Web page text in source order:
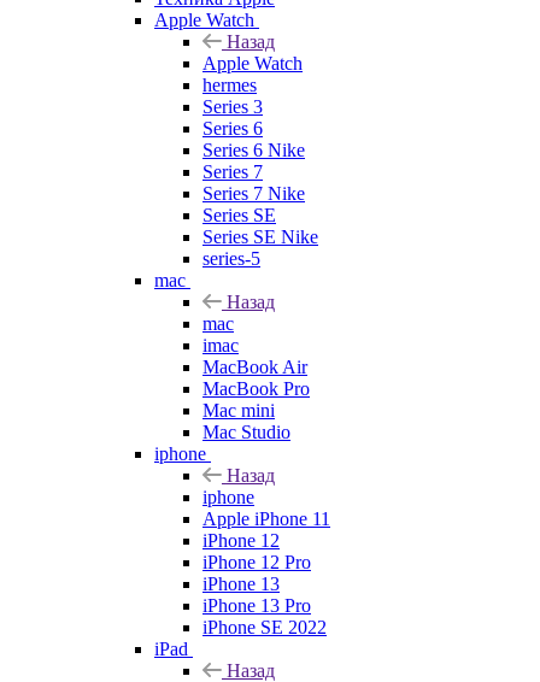
Apple Watch
Назад
Apple Watch
hermes
Series 3
Series 6
Series 6 Nike
Series 7
Series 7 Nike
Series SE
Series SE Nike
series-5
mac
Назад
mac
imac
MacBook Air
MacBook Pro
Mac mini
Mac Studio
iphone
Назад
iphone
Apple iPhone 11
iPhone 12
iPhone 12 Pro
iPhone 13
iPhone 13 Pro
iPhone SE 2022
iPad
Назад